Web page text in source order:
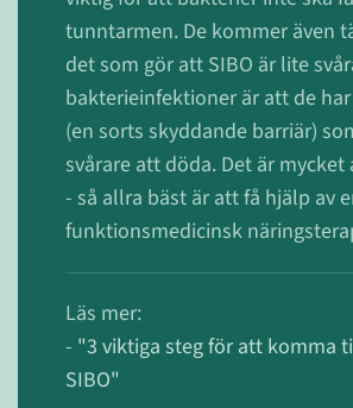
tunntarmen. De kommer även
det som gör att SIBO är lite
bakterieinfektioner är att de
(en sorts skyddande barriär)
svårare att döda. Det är
- så allra bäst är att få hjälp av
funktionsmedicinsk
Läs mer:
- "3 viktiga steg för att komma
SIBO"